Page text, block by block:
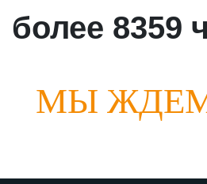
более 8359
МЫ